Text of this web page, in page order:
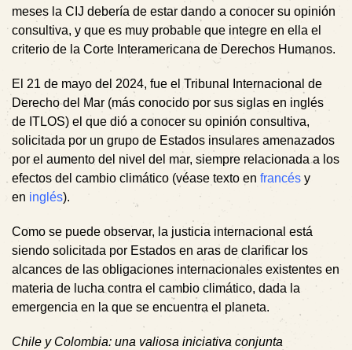
meses la CIJ debería de estar dando a conocer su opinión
consultiva, y que es muy probable que integre en ella el
criterio de la Corte Interamericana de Derechos Humanos.
El 21 de mayo del 2024, fue el Tribunal Internacional de
Derecho del Mar (más conocido por sus siglas en inglés
de ITLOS) el que dió a conocer su opinión consultiva,
solicitada por un grupo de Estados insulares amenazados
por el aumento del nivel del mar, siempre relacionada a los
efectos del cambio climático (véase texto en francés y
en inglés).
Como se puede observar, la justicia internacional está
siendo solicitada por Estados en aras de clarificar los
alcances de las obligaciones internacionales existentes en
materia de lucha contra el cambio climático, dada la
emergencia en la que se encuentra el planeta.
Chile y Colombia: una valiosa iniciativa conjunta